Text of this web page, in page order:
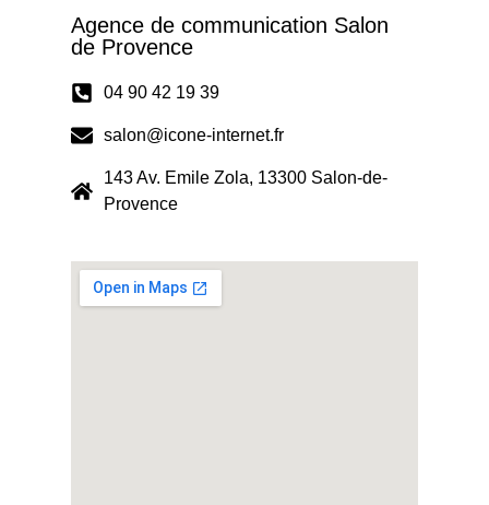
Agence de communication Salon
de Provence
04 90 42 19 39
salon@icone-internet.fr
143 Av. Emile Zola, 13300 Salon-de-
Provence